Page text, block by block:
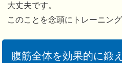
大丈夫です。
このことを念頭にトレーニン
腹筋全体を効果的に鍛